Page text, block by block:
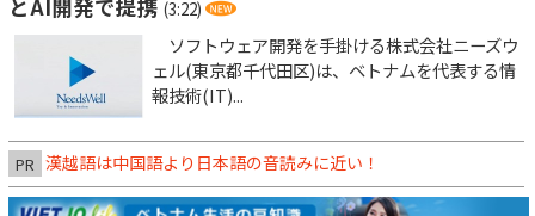
とAI開発で提携 (3:22)
ソフトウェア開発を手掛ける株式会社ニーズウ
ェル(東京都千代田区)は、ベトナムを代表する情
報技術(IT)...
PR 漢越語は中国語より日本語の音読みに近い！